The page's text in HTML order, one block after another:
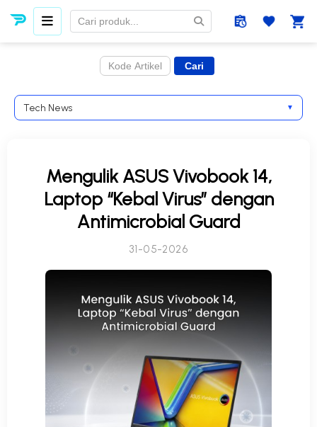
Tech News ▼
Mengulik ASUS Vivobook 14,
Laptop “Kebal Virus” dengan
Antimicrobial Guard
31-05-2026